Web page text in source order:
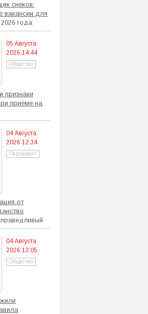
снеков:
вакансии для
года
05 Августа
2026 14:44
Общество
признаки
приёме на
04 Августа
2026 12:34
Парламент
от
04 Августа
2026 12:05
Общество